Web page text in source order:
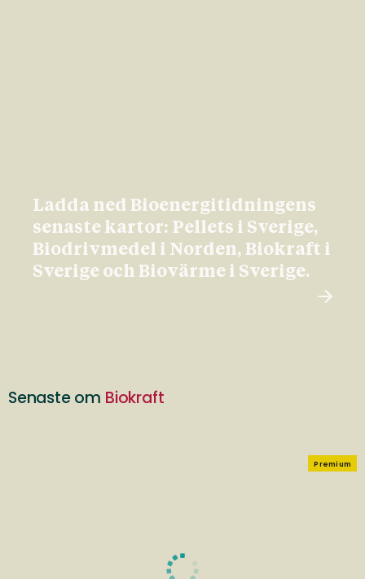
Ladda ned Bioenergitidningens
senaste kartor: Pellets i Sverige,
Biodrivmedel i Norden, Biokraft i
Sverige och Biovärme i Sverige.
Senaste om Biokraft
Premium